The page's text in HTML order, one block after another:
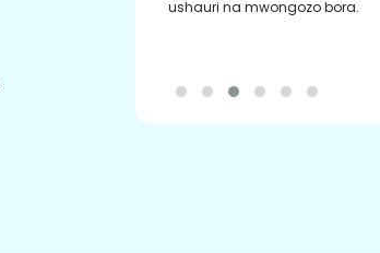
ushauri na mwongozo bora.